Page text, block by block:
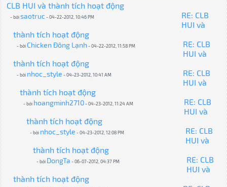
CLB HUI và thành tích hoạt động
- bởisaotruc- 04-22-2012, 10:46 PM
RE: CLB
HUI và
thành tích hoạt động
- bởiChicken Đông Lạnh - 04-22-2012, 11:58 PM
RE: CLB
HUI và
thành tích hoạt động
- bởi nhoc_style - 04-23-2012, 10:41 AM
RE: CLB
HUI và
thành tích hoạt động
- bởi hoangminh2710- 04-23-2012, 11:24 AM
RE: CLB
HUI và
thành tích hoạt động
- bởi nhoc_style - 04-23-2012, 12:08 PM
RE: CLB
HUI và
thành tích hoạt động
- bởi DongTa - 06-07-2012, 04:37 PM
RE: CLB
HUI và
thành tích hoạt động